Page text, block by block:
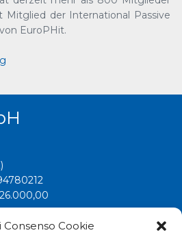
Consenso Cookie
Mitglied der International Passive
EuroPHit.